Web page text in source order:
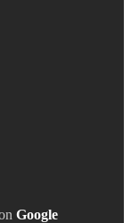
Google